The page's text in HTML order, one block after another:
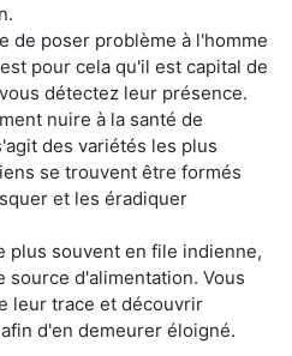
de poser problème à l'homme
pour cela qu'il est capital de
détectez leur présence.
nuire à la santé de
des variétés les plus
se trouvent être formés
et les éradiquer
plus souvent en file indienne,
source d'alimentation. Vous
leur trace et découvrir
d'en demeurer éloigné.